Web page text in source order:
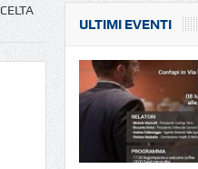
ULTIMI EVENTI